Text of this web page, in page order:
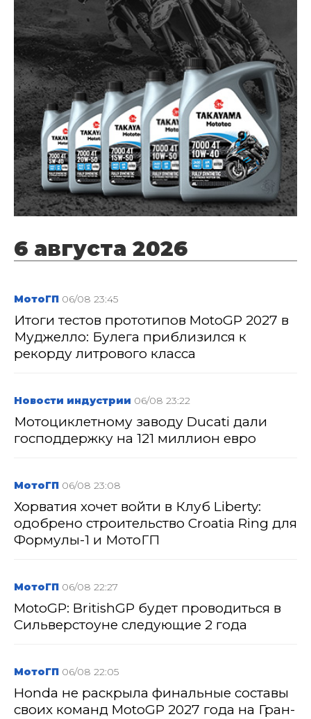
6 августа 2026
МотоГП 06/08 23:45
Итоги тестов прототипов MotoGP 2027 в
Муджелло: Булега приблизился к
рекорду литрового класса
Новости индустрии 06/08 23:22
Мотоциклетному заводу Ducati дали
господдержку на 121 миллион евро
МотоГП 06/08 23:08
Хорватия хочет войти в Клуб Liberty:
одобрено строительство Croatia Ring для
Формулы-1 и МотоГП
МотоГП 06/08 22:27
MotoGP: BritishGP будет проводиться в
Сильверстоуне следующие 2 года
МотоГП 06/08 22:05
Honda не раскрыла финальные составы
своих команд MotoGP 2027 года на Гран-